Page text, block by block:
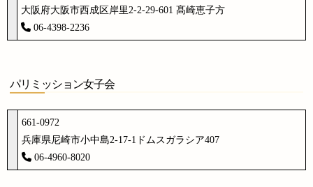
大阪府大阪市西成区岸里2-2-29-601 髙崎恵子方
06-4398-2236
パリミッション女子会
661-0972
兵庫県尼崎市小中島2-17-1ドムスガラシア407
06-4960-8020